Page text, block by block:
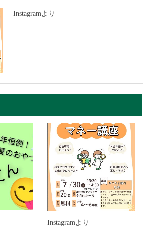
Instagramより
Instagramより